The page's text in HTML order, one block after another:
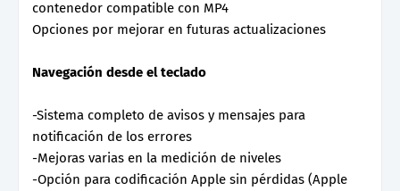
contenedor compatible con MP4
Opciones por mejorar en futuras actualizaciones
Navegación desde el teclado
-Sistema completo de avisos y mensajes para
notificación de los errores
-Mejoras varias en la medición de niveles
-Opción para codificación Apple sin pérdidas (Apple